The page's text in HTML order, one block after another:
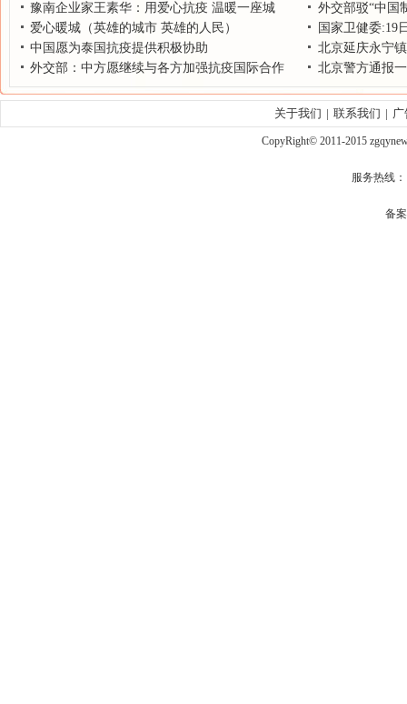
慢消除
豫南企业家王素华：用爱心抗疫 温暖一座城
外交部驳“中国
爱心暖城（英雄的城市 英雄的人民）
国家卫健委:19
入
中国愿为泰国抗疫提供积极协助
北京延庆永宁
量正在扑救
外交部：中方愿继续与各方加强抗疫国际合作 北京警方通报
关于我们 | 联系我们 | 广
CopyRight© 2011-2015
服务热线：
备